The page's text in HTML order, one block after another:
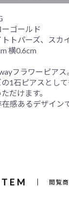
ゴールド
パーズ、スカイ
横0.6cm
フラワーピアス
1石ピアスとし
だけます。
感あるデザイン
閲覧